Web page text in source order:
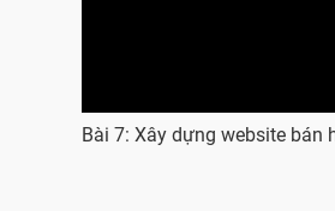
Bài 7: Xây dựng website bán